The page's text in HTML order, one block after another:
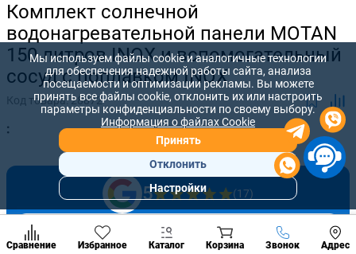
Комплект солнечной
водонагревательной панели MOTAN
150 литров INOX и вспомогательный
сосуд с поплавком INOX
Код товара: 28872
:
5 (17)
Оставить отзыв
Сравнение Избранное Каталог Корзина Звонок Адрес
Позвонить
разделы
Мы используем файлы cookie и аналогичные технологии
для обеспечения надежной работы сайта, анализа
посещаемости и оптимизации рекламы. Вы можете
принять все файлы cookie, отклонить их или настроить
параметры конфиденциальности по своему выбору.
Информация о файлах Cookie
Принять
Отклонить
Настройки